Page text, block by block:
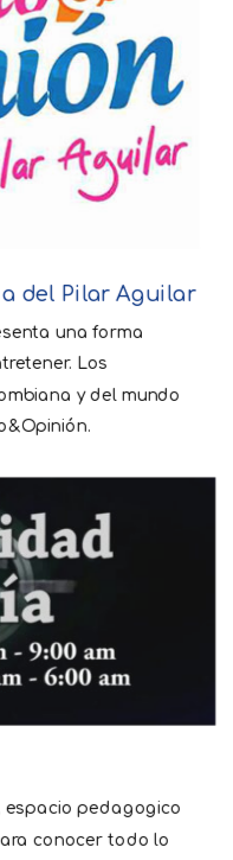
del Pilar Aguilar
una forma
Los
y del mundo
espacio pedagogico
conocer todo lo